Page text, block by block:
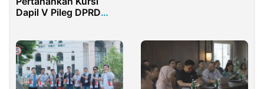
Dapil V Pileg DPRD